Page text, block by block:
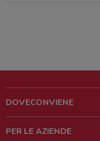
DOVECONVIENE
PER LE AZIENDE